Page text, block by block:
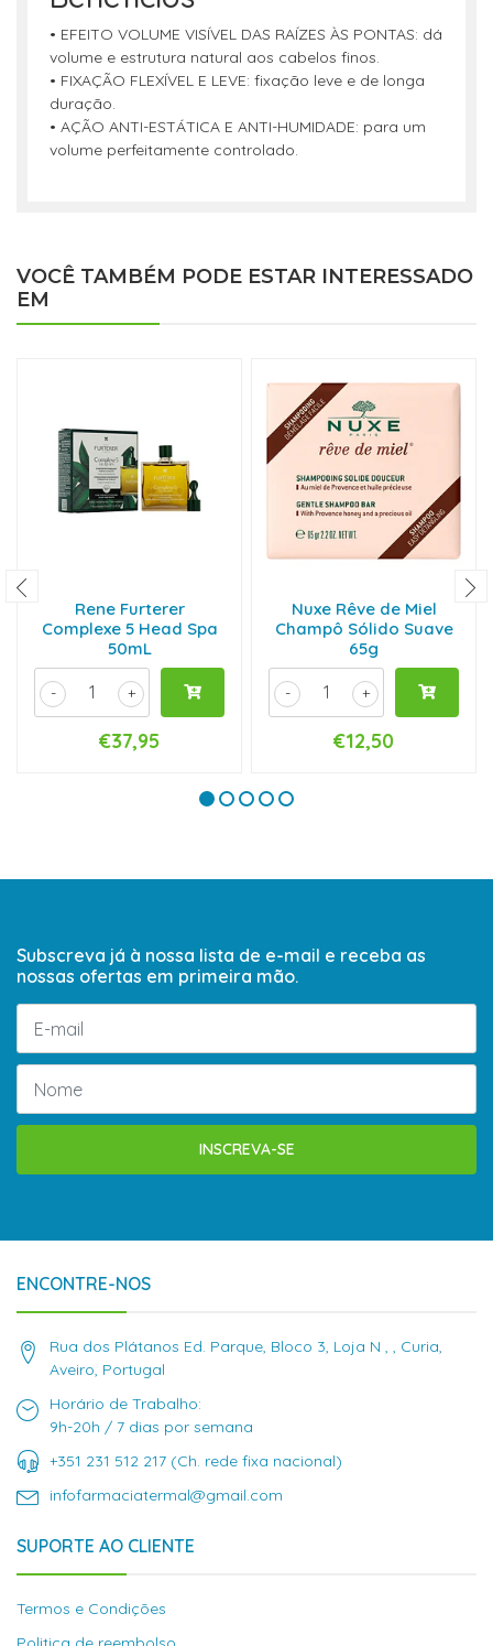
• EFEITO VOLUME VISÍVEL DAS RAÍZES ÀS PONTAS: dá
volume e estrutura natural aos cabelos finos.
• FIXAÇÃO FLEXÍVEL E LEVE: fixação leve e de longa
duração.
• AÇÃO ANTI-ESTÁTICA E ANTI-HUMIDADE: para um
volume perfeitamente controlado.
VOCÊ TAMBÉM PODE ESTAR INTERESSADO
EM
Rene Furterer
Complexe 5 Head Spa
50mL
+
-
€37,95
Nuxe Rêve de Miel
Champô Sólido Suave
65g
+
-
€12,50
Subscreva já à nossa lista de e-mail e receba as
nossas ofertas em primeira mão.
INSCREVA-SE
ENCONTRE-NOS
Rua dos Plátanos Ed. Parque, Bloco 3, Loja N , , Curia,
Aveiro, Portugal
Horário de Trabalho:
9h-20h / 7 dias por semana
+351 231 512 217 (Ch. rede fixa nacional)
infofarmaciatermal@gmail.com
SUPORTE AO CLIENTE
Termos e Condições